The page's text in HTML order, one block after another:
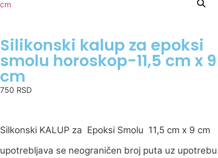
Silikonski kalup za epoksi
smolu horoskop-11,5 cm x 9
cm
750 RSD
Silkonski KALUP za Epoksi Smolu 11,5 cm x 9 cm
upotrebljava se neograničen broj puta uz upotrebu